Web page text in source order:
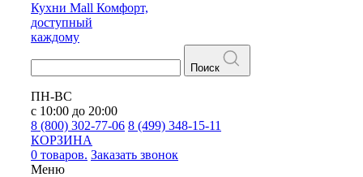
Кухни Mall Комфорт,
доступный
каждому
Поиск
ПН-ВС
с 10:00 до 20:00
8 (800) 302-77-06 8 (499) 348-15-11
КОРЗИНА
0 товаров. Заказать звонок
Меню